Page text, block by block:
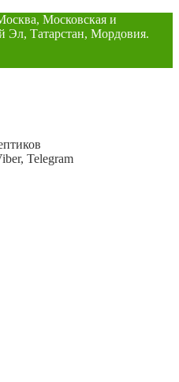
Московская и
Эл, Татарстан, Мордовия.
Telegram